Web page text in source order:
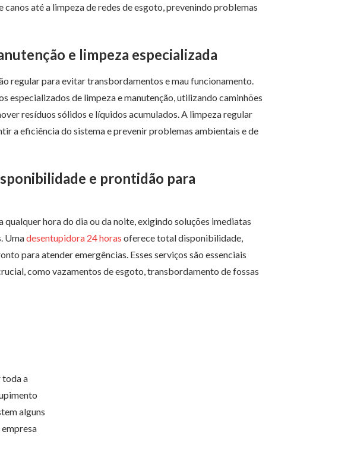
até a limpeza de redes de esgoto, prevenindo problemas
e limpeza especializada
regular para evitar transbordamentos e mau funcionamento.
especializados de limpeza e manutenção, utilizando caminhões
resíduos sólidos e líquidos acumulados. A limpeza regular
a eficiência do sistema e prevenir problemas ambientais e de
e prontidão para
hora do dia ou da noite, exigindo soluções imediatas
Umadesentupidora 24 horas oferece total disponibilidade,
para atender emergências. Esses serviços são essenciais
como vazamentos de esgoto, transbordamento de fossas
toda a
alguns